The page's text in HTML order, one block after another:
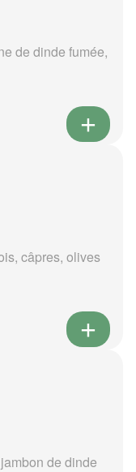
de dinde fumée,
câpres, olives
de dinde